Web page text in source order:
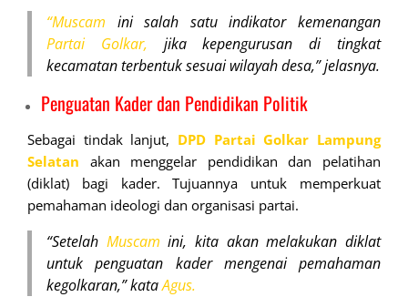
“Muscam ini salah satu indikator kemenangan
Partai Golkar, jika kepengurusan di tingkat
kecamatan terbentuk sesuai wilayah desa,” jelasnya.
Penguatan Kader dan Pendidikan Politik
Sebagai tindak lanjut, DPD Partai Golkar Lampung
Selatan akan menggelar pendidikan dan pelatihan
(diklat) bagi kader. Tujuannya untuk memperkuat
pemahaman ideologi dan organisasi partai.
“Setelah Muscam ini, kita akan melakukan diklat
untuk penguatan kader mengenai pemahaman
kegolkaran,” kataAgus.